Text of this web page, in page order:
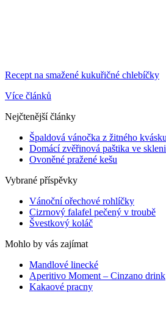
Recept na smažené kukuřičné chlebíčky
Více článků
Nejčtenější články
Špaldová vánočka z žitného kvásku
Domácí zvěřinová paštika ve
Ovoněné pražené kešu
Vybrané příspěvky
Vánoční ořechové rohlíčky
Cizrnový falafel pečený v troubě
Švestkový koláč
Mohlo by vás zajímat
Mandlové linecké
Aperitivo Moment – Cinzano drink
Kakaové pracny